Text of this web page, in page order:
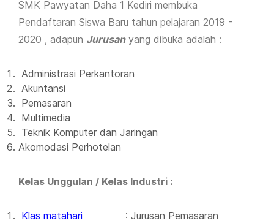
SMK Pawyatan Daha 1 Kediri membuka
Pendaftaran Siswa Baru tahun pelajaran 2019 -
2020 , adapun Jurusanyang dibuka adalah :
Administrasi Perkantoran
Akuntansi
Pemasaran
Multimedia
Teknik Komputer dan Jaringan
Akomodasi Perhotelan
Kelas Unggulan / Kelas Industri :
Klas matahari : Jurusan Pemasaran